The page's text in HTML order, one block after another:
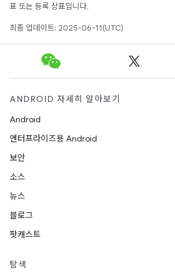
표 또는 등록 상표입니다.
최종 업데이트: 2025-06-11(UTC)
ANDROID 자세히 알아보기
Android
엔터프라이즈용 Android
보안
소스
뉴스
블로그
팟캐스트
탐색